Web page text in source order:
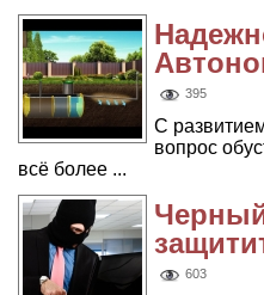
395
С
вопрос
всё более ...
603